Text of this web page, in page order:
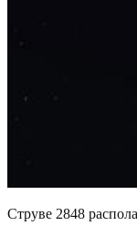
Струве 2848